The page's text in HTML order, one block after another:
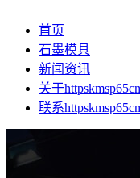
首页
石墨模具
新闻资讯
关于
联系